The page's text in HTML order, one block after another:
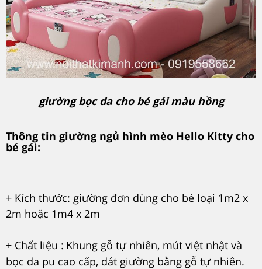
giường bọc da cho bé gái màu hồng
Thông tin giường ngủ hình mèo Hello Kitty cho
bé gái:
+ Kích thước: giường đơn dùng cho bé loại 1m2 x
2m hoặc 1m4 x 2m
+ Chất liệu : Khung gỗ tự nhiên, mút việt nhật và
bọc da pu cao cấp, dát giường bằng gỗ tự nhiên.